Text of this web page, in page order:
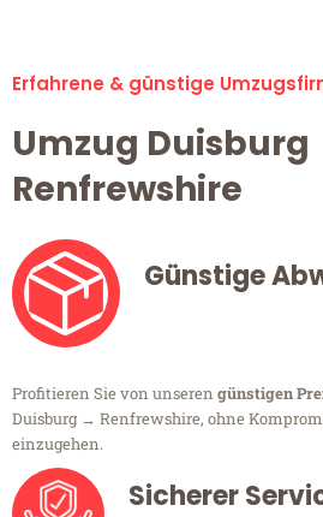
Erfahrene & günstige
Umzug Duisburg
Renfrewshire
Günstige
Profitieren Sie von unseren günstigen
Duisburg → Renfrewshire, ohne
einzugehen.
Sicherer